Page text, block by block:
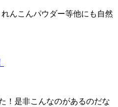
んこんパウダー等他にも自然
！是非こんなのがあるのだな